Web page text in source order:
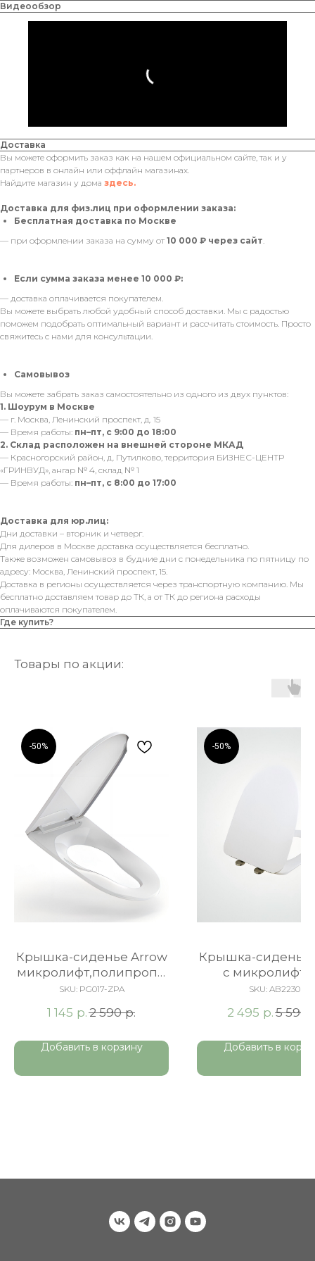
Видеообзор
Доставка
Вы можете оформить заказ как на нашем официальном сайте, так и у
партнеров в онлайн или оффлайн магазинах.
Найдите магазин у дома здесь.
Доставка для физ.лиц при оформлении заказа:
Бесплатная доставка по Москве
— при оформлении заказа на сумму от 10 000 ₽ через сайт.
Если сумма заказа менее 10 000 ₽:
— доставка оплачивается покупателем.
Вы можете выбрать любой удобный способ доставки. Мы с радостью
поможем подобрать оптимальный вариант и рассчитать стоимость. Просто
свяжитесь с нами для консультации.
Самовывоз
Вы можете забрать заказ самостоятельно из одного из двух пунктов:
1. Шоурум в Москве
— г. Москва, Ленинский проспект, д. 15
— Время работы: пн–пт, с 9:00 до 18:00
2. Склад расположен на внешней стороне МКАД
— Красногорский район, д. Путилково, территория БИЗНЕС-ЦЕНТР
«ГРИНВУД», ангар № 4, склад № 1
— Время работы: пн–пт, с 8:00 до 17:00
Доставка для юр.лиц:
Дни доставки – вторник и четверг.
Для дилеров в Москве доставка осуществляется бесплатно.
Также возможен самовывоз в будние дни с понедельника по пятницу по
адресу: Москва, Ленинский проспект, 15.
Доставка в регионы осуществляется через транспортную компанию. Мы
бесплатно доставляем товар до ТК, а от ТК до региона расходы
оплачиваются покупателем.
Где купить?
Товары по акции:
-50%
Крышка-сиденье Arrow
микролифт,полипропи
лен Ergonomics
SKU: PG017-ZPA
1 145 р. 2 590 р.
Добавить в корзину
-50%
Крышка-сиденье
c
SKU: AB2230
2 495 р.5 590
Добавить в